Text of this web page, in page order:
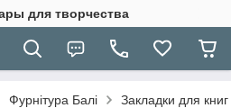
для творчества
Фурнітура Балі Закладки для книг